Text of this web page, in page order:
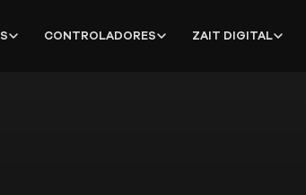
CONTROLADORES ZAIT DIGITAL